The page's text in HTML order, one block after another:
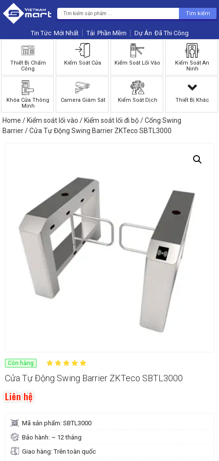
Tìm kiếm
Tin Tức Phần Mềm Dự Án
Thiết Bị Chấm
Công
Kiểm Soát Cửa Kiểm Soát Lối Vào
Kiểm Soát An
Ninh
Khóa Cửa Thông
Minh
Camera Giám Sát Kiểm Soát Dịch Thiết Bị Khác
Home /Kiểm soát lối vào /Kiểm soát lối đi bộ/Cổng Swing
Barrier/ Cửa Tự Động Swing Barrier ZKTeco SBTL3000
Còn hàng
Cửa Tự Động Swing Barrier ZKTeco SBTL3000
Liên hệ
Mã sản phẩm: SBTL3000
Bảo hành: ~ 12 tháng
Giao hàng: Trên toàn quốc